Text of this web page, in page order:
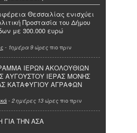
Θεσσαλίας ενισχύει
Προστασία του Δήμου
με 300.000 ευρώ
- 1ημέρα 9 ώρες πιο πριν
ΙΕΡΩΝ ΑΚΟΛΟΥΘΙΩΝ
ΑΥΓΟΥΣΤΟΥ ΙΕΡΑΣ ΜΟΝΗΣ
ΚΑΤΑΦΥΓΙΟΥ ΑΓΡΑΦΩΝ
- 2 ημέρες 13 ώρες πιο πριν
ΓΙΑ ΤΗΝ ΑΣΑ